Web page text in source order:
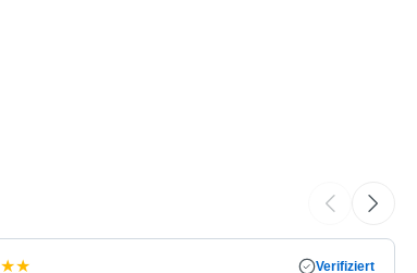
★★ Verifiziert